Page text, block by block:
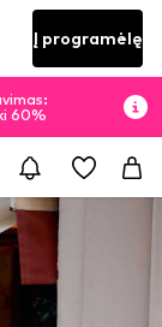
Į programėlę
60%